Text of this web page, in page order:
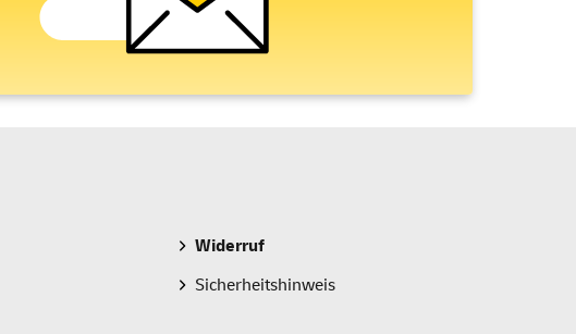
Widerruf
Sicherheitshinweis